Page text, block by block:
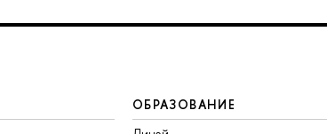
ОБРАЗОВАНИЕ